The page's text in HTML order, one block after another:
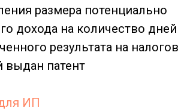
размера потенциально
дохода на количество
результата на
выдан патент
ИП